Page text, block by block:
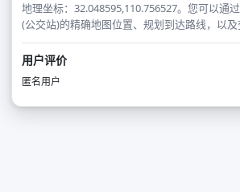
地理坐标：32.048595,110.756527。您可以通
(公交站)的精确地图位置、规划到达路线，以及
用户评价
匿名用户